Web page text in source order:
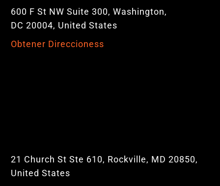
600 F St NW Suite 300, Washington,
DC 20004, United States
Obtener Direccioness
21 Church St Ste 610, Rockville, MD 20850,
United States